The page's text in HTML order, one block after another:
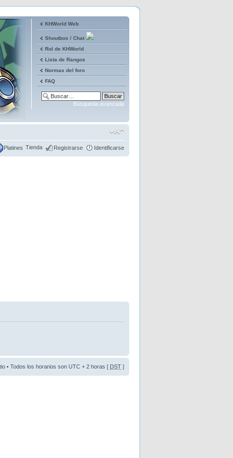
KHWorld Web
Shoutbox / Chat
Rol de KHWorld
Lista de Rangos
Normas del foro
FAQ
Búsqueda avanzada
Platines Tienda Registrarse Identificarse
• Todos los horarios son UTC + 2 horas [ DST ]